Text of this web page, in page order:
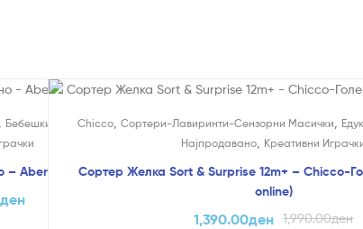
, Бебешки играчки,Најпродавано,
– Abero
ден
Chicco, Сортери-Лавиринти-Сензорни Масички,
Најпродавано, Креативни
Сортер Желка Sort & Surprise 12m+ – Chicco-
online)
1,990.00ден
1,390.00ден